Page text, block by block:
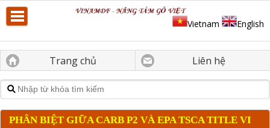
Vietnam English
Trang chủ Liên hệ
PHÂN BIỆT GIỮA CARB P2 VÀ EPA TSCA TITLE VI